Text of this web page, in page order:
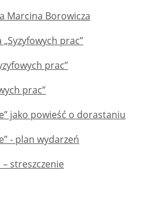
Marcina Borowicza
„Syzyfowych prac”
prac”
prac”
jako powieść o dorastaniu
- plan wydarzeń
streszczenie